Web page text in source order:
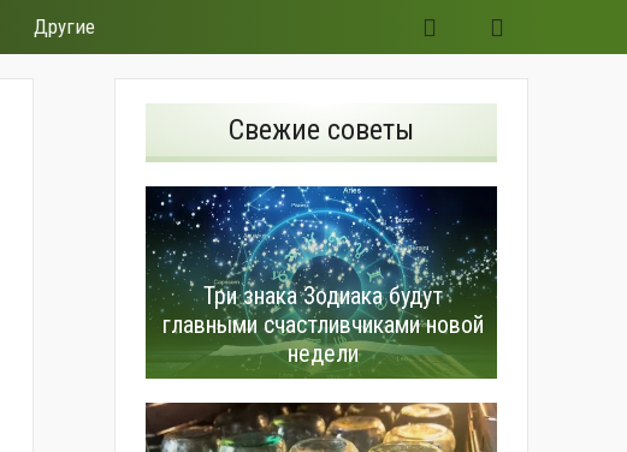
Другие
Свежие советы
Три знака Зодиака будут
главными счастливчиками новой
недели